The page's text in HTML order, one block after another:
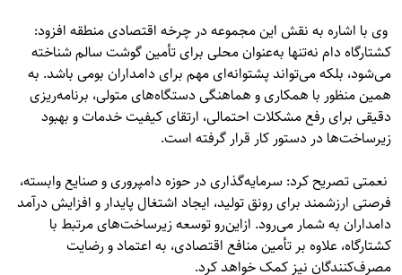
وی با اشاره به نقش این مجموعه در چرخه اقتصادی منطقه افزود:
کشتارگاه دام نه‌تنها به‌عنوان محلی برای تأمین گوشت سالم شناخته
می‌شود، بلکه می‌تواند پشتوانه‌ای مهم برای دامداران بومی باشد. به
همین منظور با همکاری و هماهنگی دستگاه‌های متولی، برنامه‌ریزی
دقیقی برای رفع مشکلات احتمالی، ارتقای کیفیت خدمات و بهبود
زیرساخت‌ها در دستور کار قرار گرفته است.
نعمتی تصریح کرد: سرمایه‌گذاری در حوزه دامپروری و صنایع وابسته،
فرصتی ارزشمند برای رونق تولید، ایجاد اشتغال پایدار و افزایش درآمد
دامداران به شمار می‌رود. ازاین‌رو توسعه زیرساخت‌های مرتبط با
کشتارگاه، علاوه بر تأمین منافع اقتصادی، به اعتماد و رضایت
مصرف‌کنندگان نیز کمک خواهد کرد.